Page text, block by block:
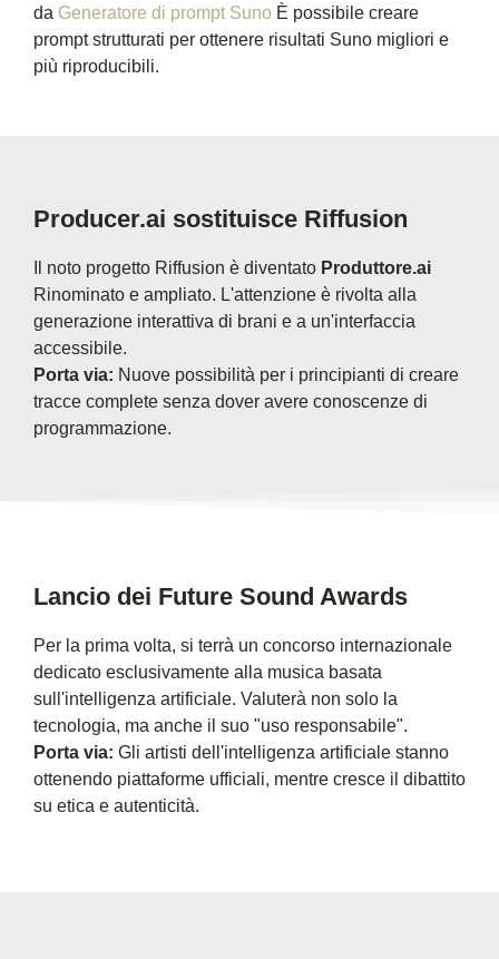
da Generatore di prompt Suno È possibile creare
prompt strutturati per ottenere risultati Suno migliori e
più riproducibili.
Producer.ai sostituisce Riffusion
Il noto progetto Riffusion è diventato Produttore.ai
Rinominato e ampliato. L'attenzione è rivolta alla
generazione interattiva di brani e a un'interfaccia
accessibile.
Porta via: Nuove possibilità per i principianti di creare
tracce complete senza dover avere conoscenze di
programmazione.
Lancio dei Future Sound Awards
Per la prima volta, si terrà un concorso internazionale
dedicato esclusivamente alla musica basata
sull'intelligenza artificiale. Valuterà non solo la
tecnologia, ma anche il suo "uso responsabile".
Porta via: Gli artisti dell'intelligenza artificiale stanno
ottenendo piattaforme ufficiali, mentre cresce il dibattito
su etica e autenticità.